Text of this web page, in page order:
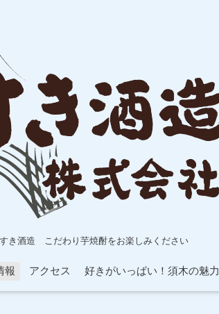
き酒造 こだわり芋焼酎をお楽しみください
報 アクセス 好きがいっぱい！須木の魅力